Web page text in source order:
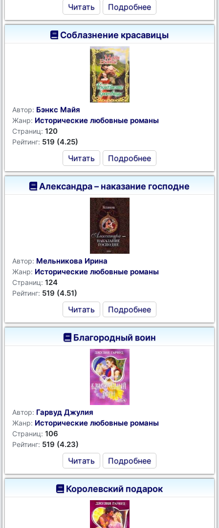
Читать Подробнее
Соблазнение красавицы
Автор: Бэнкс Майя
Жанр: Исторические любовные романы
Страниц: 120
Рейтинг: 519 (4.25)
Читать Подробнее
Александра – наказание господне
Автор: Мельникова Ирина
Жанр: Исторические любовные романы
Страниц: 124
Рейтинг: 519 (4.51)
Читать Подробнее
Благородный воин
Автор: Гарвуд Джулия
Жанр: Исторические любовные романы
Страниц: 106
Рейтинг: 519 (4.23)
Читать Подробнее
Королевский подарок